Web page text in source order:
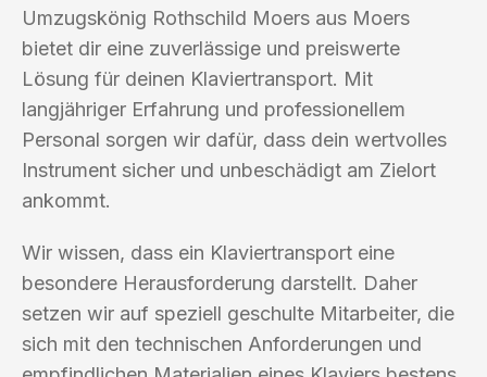
Umzugskönig Rothschild Moers aus Moers
bietet dir eine zuverlässige und preiswerte
Lösung für deinen Klaviertransport. Mit
langjähriger Erfahrung und professionellem
Personal sorgen wir dafür, dass dein wertvolles
Instrument sicher und unbeschädigt am Zielort
ankommt.
Wir wissen, dass ein Klaviertransport eine
besondere Herausforderung darstellt. Daher
setzen wir auf speziell geschulte Mitarbeiter, die
sich mit den technischen Anforderungen und